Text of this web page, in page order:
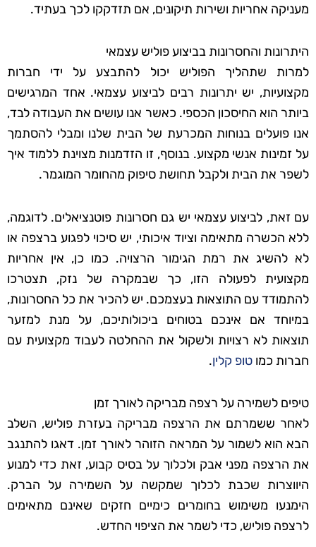
מעניקה אחריות ושירות תיקונים, אם תזדקקו לכך בעתיד.
היתרונות והחסרונות בביצוע פוליש עצמאי
למרות שתהליך הפוליש יכול להתבצע על ידי חברות
מקצועיות, יש יתרונות רבים לביצוע עצמאי. אחד המרגישים
ביותר הוא החיסכון הכספי. כאשר אנו עושים את העבודה לבד,
אנו פועלים בנוחות המכרעת של הבית שלנו ומבלי להסתמך
על זמינות אנשי מקצוע. בנוסף, זו הזדמנות מצוינת ללמוד איך
לשפר את הבית ולקבל תחושת סיפוק מהחומר המוגמר.
עם זאת, לביצוע עצמאי יש גם חסרונות פוטנציאלים. לדוגמה,
ללא הכשרה מתאימה וציוד איכותי, יש סיכוי לפגוע ברצפה או
לא להשיג את רמת הגימור הרצויה. כמו כן, אין אחריות
מקצועית לפעולה הזו, כך שבמקרה של נזק, תצטרכו
להתמודד עם התוצאות בעצמכם. יש להכיר את כל החסרונות,
במיוחד אם אינכם בטוחים ביכולותיכם, על מנת למזער
תוצאות לא רצויות ולשקול את ההחלטה לעבוד מקצועית עם
חברות כמו טופ קלין.
טיפים לשמירה על רצפה מבריקה לאורך זמן
לאחר ששמרתם את הרצפה מבריקה בעזרת פוליש, השלב
הבא הוא לשמור על המראה הזוהר לאורך זמן. דאגו להתנגב
את הרצפה מפני אבק ולכלוך על בסיס קבוע, זאת כדי למנוע
היווצרות שכבת לכלוך שמקשה על השמירה על הברק.
הימנעו משימוש בחומרים כימיים חזקים שאינם מתאימים
לרצפה פוליש, כדי לשמר את הציפוי החדש.